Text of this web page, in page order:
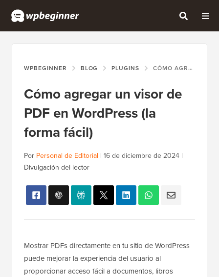
WPBEGINNER BLOG PLUGINS CÓMO AGREGAR UN VISOR DE PDF EN WORDPRESS (LA FORMA FÁCIL)
Cómo agregar un visor de
PDF en WordPress (la
forma fácil)
Por Personal de Editorial | 16 de diciembre de 2024 |
Divulgación del lector
Mostrar PDFs directamente en tu sitio de WordPress
puede mejorar la experiencia del usuario al
proporcionar acceso fácil a documentos, libros